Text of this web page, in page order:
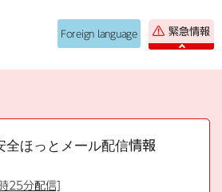
Foreign language 緊急情報
全ほっとメール配信情報
25分配信]